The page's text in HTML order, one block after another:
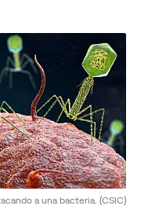
a una bacteria. (CSIC)